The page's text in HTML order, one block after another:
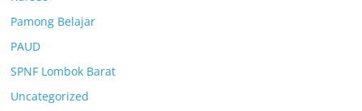
Pamong Belajar
PAUD
SPNF Lombok Barat
Uncategorized